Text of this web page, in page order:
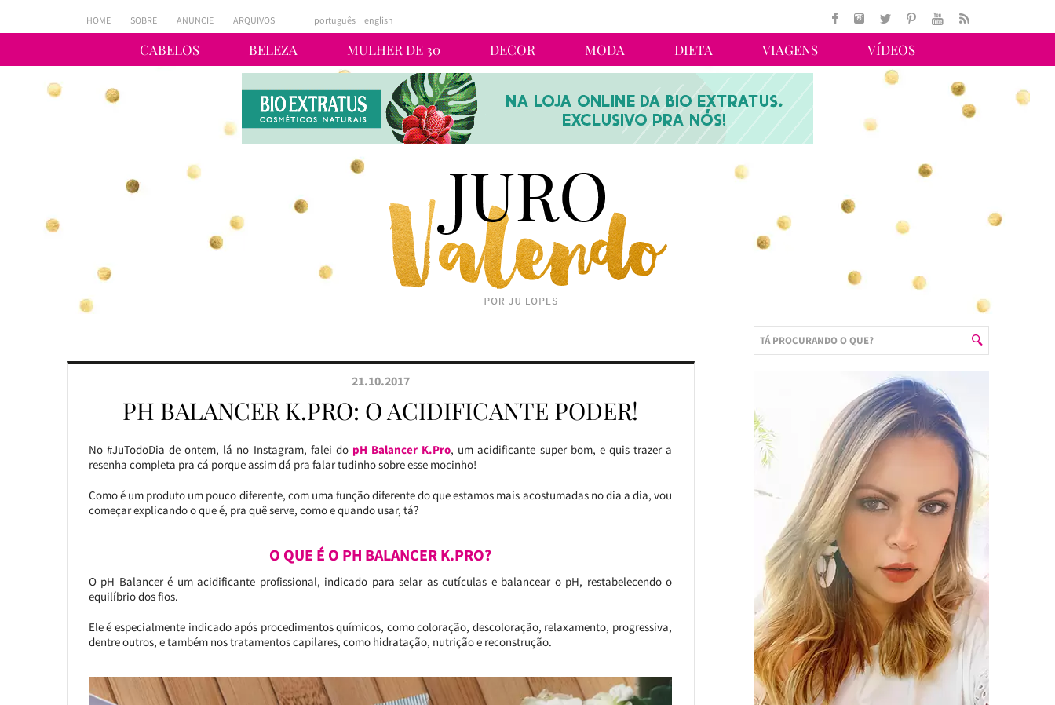
CABELOS BELEZA MULHER DE 30 DECOR MODA DIETA VIAGENS VÍDEOS
HOME SOBRE ANUNCIE ARQUIVOS português english
21.10.2017
PH BALANCER K.PRO: O ACIDIFICANTE PODER!
No #JuTodoDia de ontem, lá no Instagram, falei dopH Balancer K.Pro, um acidificante super bom, e quis trazer a
resenha completa pra cá porque assim dá pra falar tudinho sobre esse mocinho!
Como é um produto um pouco diferente, com uma função diferente do que estamos mais acostumadas no dia a dia, vou
começar explicando o que é, pra quê serve, como e quando usar, tá?
O QUE É O PH BALANCER K.PRO?
O pH Balancer é um acidificante profissional, indicado para selar as cutículas e balancear o pH, restabelecendo o
equilíbrio dos fios.
Ele é especialmente indicado após procedimentos químicos, como coloração, descoloração, relaxamento, progressiva,
dentre outros, e também nos tratamentos capilares, como hidratação, nutrição e reconstrução.